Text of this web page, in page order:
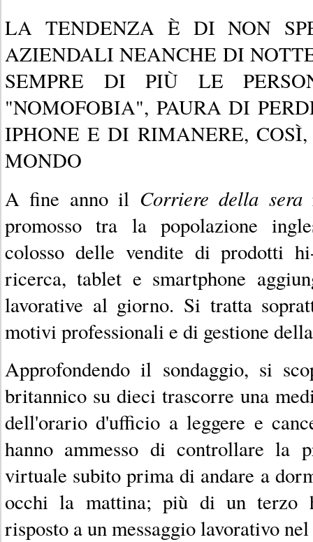
LA TENDENZA È DI NON
AZIENDALI NEANCHE DI
SEMPRE DI PIÙ LE
"NOMOFOBIA", PAURA DI
IPHONE E DI RIMANERE,
MONDO
A fine anno il Corriere della sera
promosso tra la popolazione
colosso delle vendite di prodotti
ricerca, tablet e smartphone
lavorative al giorno. Si tratta
motivi professionali e di gestione
Approfondendo il sondaggio, si
britannico su dieci trascorre una
dell'orario d'ufficio a leggere e
hanno ammesso di controllare la
virtuale subito prima di andare a
occhi la mattina; più di un terzo
risposto a un messaggio lavorativo